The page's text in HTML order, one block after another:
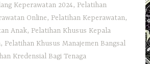
Keperawatan 2024, Pelatihan
Online, Pelatihan Keperawatan,
Anak, Pelatihan Khusus Kepala
, Pelatihan Khusus Manajemen Bangsal
Kredensial Bagi Tenaga